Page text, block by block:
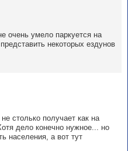
очень умело паркуется на
некоторых ездунов
столько получает как на
дело конечно нужное... но
населения, а вот тут